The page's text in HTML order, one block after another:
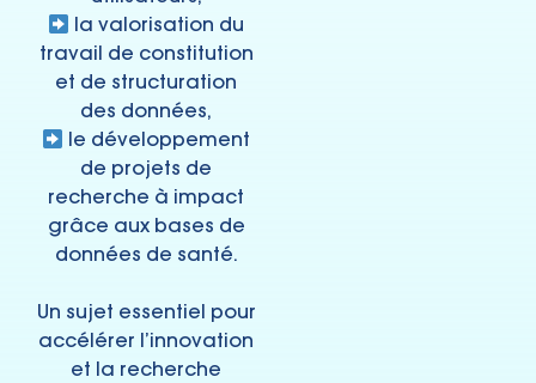
la valorisation du
travail de constitution
et de structuration
des données,
le développement
de projets de
recherche à impact
grâce aux bases de
données de santé.
Un sujet essentiel pour
accélérer l’innovation
et la recherche